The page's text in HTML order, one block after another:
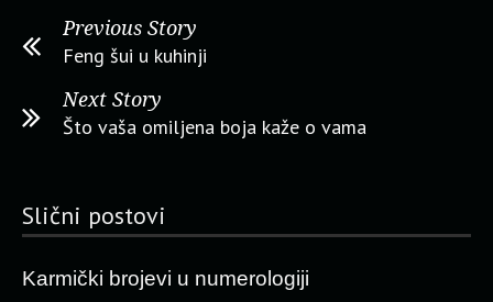
Previous Story
Feng šui u kuhinji
Next Story
Što vaša omiljena boja kaže o vama
Slični postovi
Karmički brojevi u numerologiji